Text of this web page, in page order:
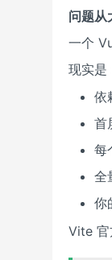
问题从
一个
现实是
依
首
每
全
你
Vite 官